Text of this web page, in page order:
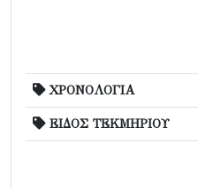
ΧΡΟΝΟΛΟΓΙΑ
ΕΙΔΟΣ ΤΕΚΜΗΡΙΟΥ